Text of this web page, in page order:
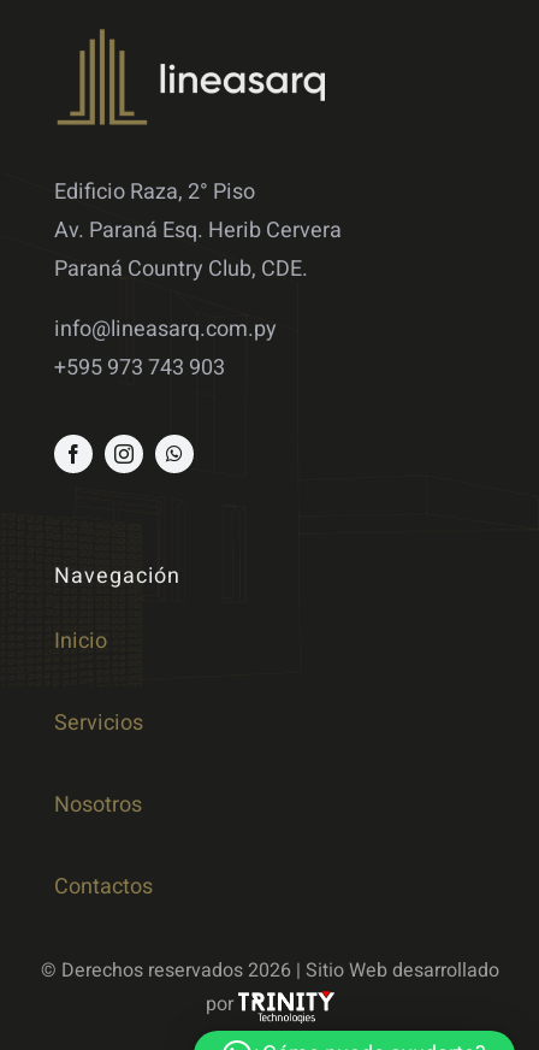
Edificio Raza, 2° Piso
Av. Paraná Esq. Herib Cervera
Paraná Country Club, CDE.
info@lineasarq.com.py
+595 973 743 903
Navegación
Inicio
Servicios
Nosotros
Contactos
© Derechos reservados 2026 | Sitio Web desarrollado
por